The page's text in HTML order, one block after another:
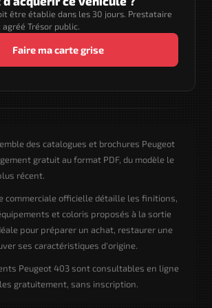
être établie dans les 30 jours. Prestataire
Trésor public.
Faire ma carte grise
des catalogues et brochures Peugeot
gratuit au format PDF, du modèle le
récent.
commerciale officielle détaille les finitions,
et coloris proposés à la sortie
pour préparer un achat, restaurer une
ses caractéristiques d'origine.
Peugeot 403 sont consultables en ligne
gratuitement, sans inscription.